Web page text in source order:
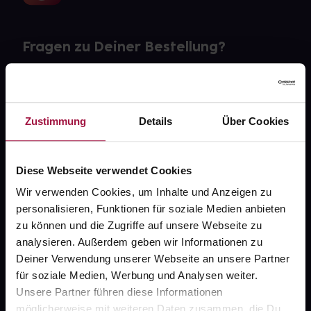
Zustimmung Details Über Cookies
Diese Webseite verwendet Cookies
Wir verwenden Cookies, um Inhalte und Anzeigen zu
personalisieren, Funktionen für soziale Medien anbieten
zu können und die Zugriffe auf unsere Webseite zu
analysieren. Außerdem geben wir Informationen zu
Deiner Verwendung unserer Webseite an unsere Partner
für soziale Medien, Werbung und Analysen weiter.
Unsere Partner führen diese Informationen
Fragen zu Deiner Bestellung?
Über uns
Karriere